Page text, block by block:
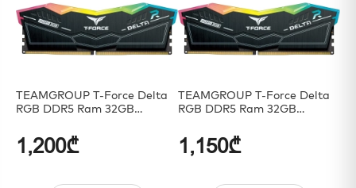
TEAMGROUP T-Force Delta
RGB DDR5 Ram 32GB
1,200₾
TEAMGROUP T-Force Delta
RGB DDR5 Ram 32GB
1,150₾